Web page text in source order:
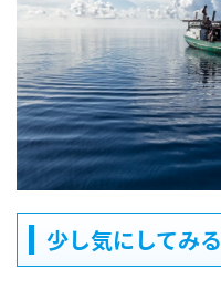
少し気にしてみる